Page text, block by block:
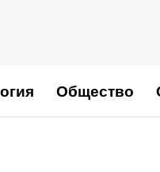
Общество